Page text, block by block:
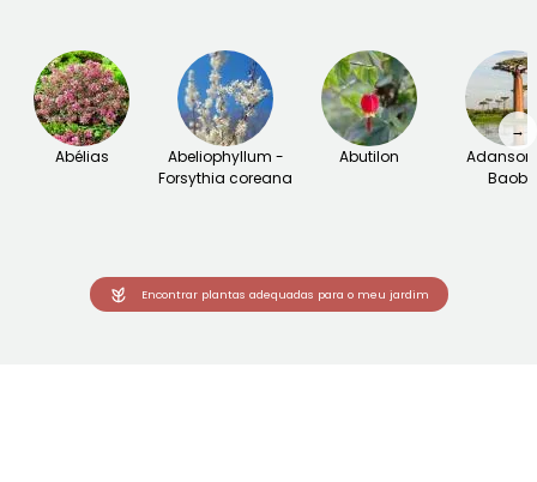
Abélias
Abeliophyllum -
Forsythia coreana
Abutilon
Baobá
→
Encontrar plantas adequadas para o meu jardim